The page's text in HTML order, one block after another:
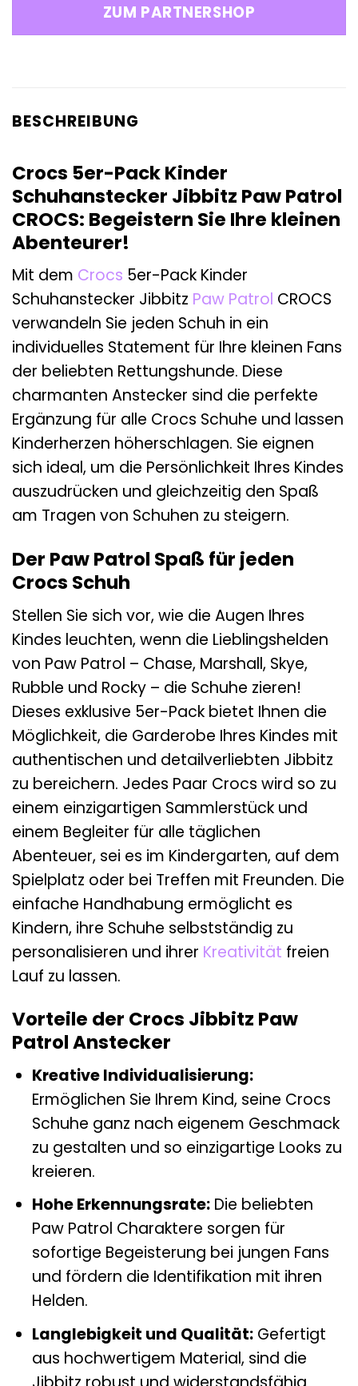
ZUM PARTNERSHOP
BESCHREIBUNG
Crocs 5er-Pack Kinder
Schuhanstecker Jibbitz Paw Patrol
CROCS: Begeistern Sie Ihre kleinen
Abenteurer!
Mit dem Crocs 5er-Pack Kinder
Schuhanstecker Jibbitz Paw Patrol CROCS
verwandeln Sie jeden Schuh in ein
individuelles Statement für Ihre kleinen Fans
der beliebten Rettungshunde. Diese
charmanten Anstecker sind die perfekte
Ergänzung für alle Crocs Schuhe und lassen
Kinderherzen höherschlagen. Sie eignen
sich ideal, um die Persönlichkeit Ihres Kindes
auszudrücken und gleichzeitig den Spaß
am Tragen von Schuhen zu steigern.
Der Paw Patrol Spaß für jeden
Crocs Schuh
Stellen Sie sich vor, wie die Augen Ihres
Kindes leuchten, wenn die Lieblingshelden
von Paw Patrol – Chase, Marshall, Skye,
Rubble und Rocky – die Schuhe zieren!
Dieses exklusive 5er-Pack bietet Ihnen die
Möglichkeit, die Garderobe Ihres Kindes mit
authentischen und detailverliebten Jibbitz
zu bereichern. Jedes Paar Crocs wird so zu
einem einzigartigen Sammlerstück und
einem Begleiter für alle täglichen
Abenteuer, sei es im Kindergarten, auf dem
Spielplatz oder bei Treffen mit Freunden. Die
einfache Handhabung ermöglicht es
Kindern, ihre Schuhe selbstständig zu
personalisieren und ihrer Kreativität freien
Lauf zu lassen.
Vorteile der Crocs Jibbitz Paw
Patrol Anstecker
Kreative Individualisierung:
Ermöglichen Sie Ihrem Kind, seine Crocs
Schuhe ganz nach eigenem Geschmack
zu gestalten und so einzigartige Looks zu
kreieren.
Hohe Erkennungsrate:Die beliebten
Paw Patrol Charaktere sorgen für
sofortige Begeisterung bei jungen Fans
und fördern die Identifikation mit ihren
Helden.
Langlebigkeit und Qualität:Gefertigt
aus hochwertigem Material, sind die